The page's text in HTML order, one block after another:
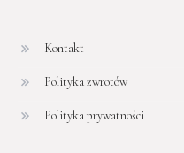
Kontakt
Polityka zwrotów
Polityka prywatności